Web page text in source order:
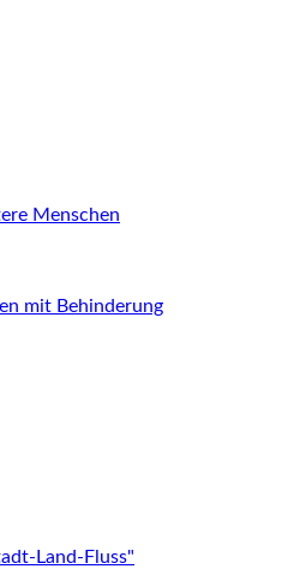
Menschen
mit Behinderung
Land-Fluss"